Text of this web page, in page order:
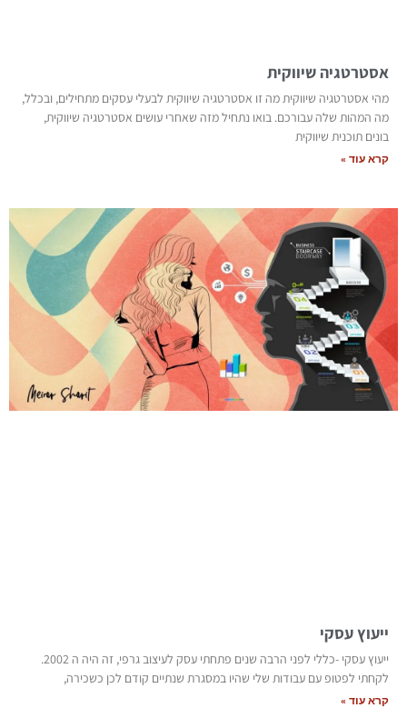
אסטרטגיה שיווקית
מהי אסטרטגיה שיווקית מה זו אסטרטגיה שיווקית לבעלי עסקים מתחילים, ובכלל,
מה המהות שלה עבורכם. בואו נתחיל מזה שאחרי עושים אסטרטגיה שיווקית,
בונים תוכנית שיווקית
קרא עוד »
ייעוץ עסקי
ייעוץ עסקי -כללי לפני הרבה שנים פתחתי עסק לעיצוב גרפי, זה היה ה 2002.
לקחתי לפטופ עם עבודות שלי שהיו במסגרת שנתיים קודם לכן כשכירה,
קרא עוד »